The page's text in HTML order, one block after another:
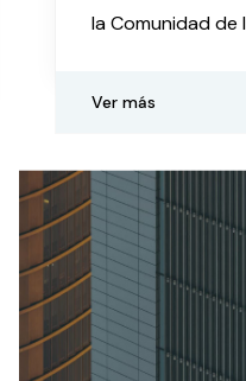
la Comunidad de
Ver más